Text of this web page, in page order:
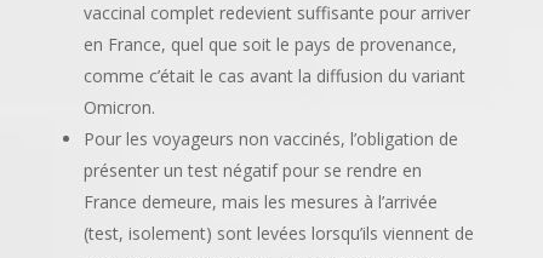
vaccinal complet redevient suffisante pour arriver
en France, quel que soit le pays de provenance,
comme c’était le cas avant la diffusion du variant
Omicron.
Pour les voyageurs non vaccinés, l’obligation de
présenter un test négatif pour se rendre en
France demeure, mais les mesures à l’arrivée
(test, isolement) sont levées lorsqu’ils viennent de